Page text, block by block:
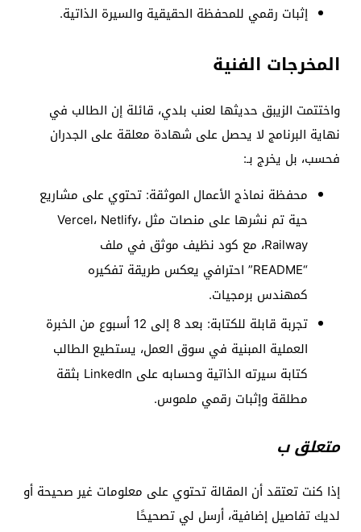
إثبات رقمي للمحفظة الحقيقية والسيرة الذاتية.
المخرجات الفنية
واختتمت الزيبق حديثها لعنب بلدي، قائلة إن الطالب في
نهاية البرنامج لا يحصل على شهادة معلقة على الجدران
فحسب، بل يخرج بـ:
محفظة نماذج الأعمال الموثقة: تحتوي على مشاريع
حية تم نشرها على منصات مثل Vercel، Netlify،
Railway، مع كود نظيف موثق في ملف
“README” احترافي يعكس طريقة تفكيره
كمهندس برمجيات.
تجربة قابلة للكتابة: بعد 8 إلى 12 أسبوع من الخبرة
العملية المبنية في سوق العمل، يستطيع الطالب
كتابة سيرته الذاتية وحسابه على LinkedIn بثقة
مطلقة وإثبات رقمي ملموس.
متعلق ب
إذا كنت تعتقد أن المقالة تحتوي على معلومات غير صحيحة أو
لديك تفاصيل إضافية، أرسل لي تصحيحًا